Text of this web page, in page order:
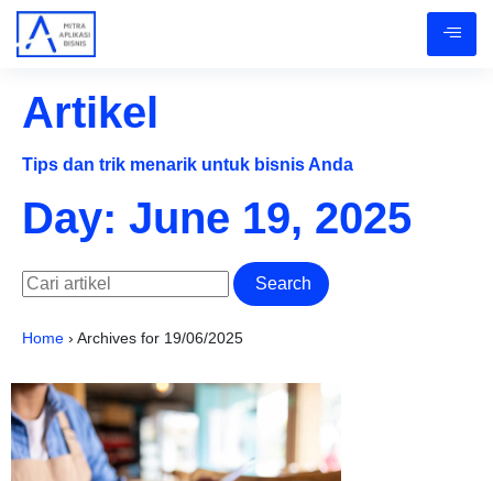
Artikel
Tips dan trik menarik untuk bisnis Anda
Day: June 19, 2025
Search
Home › Archives for 19/06/2025